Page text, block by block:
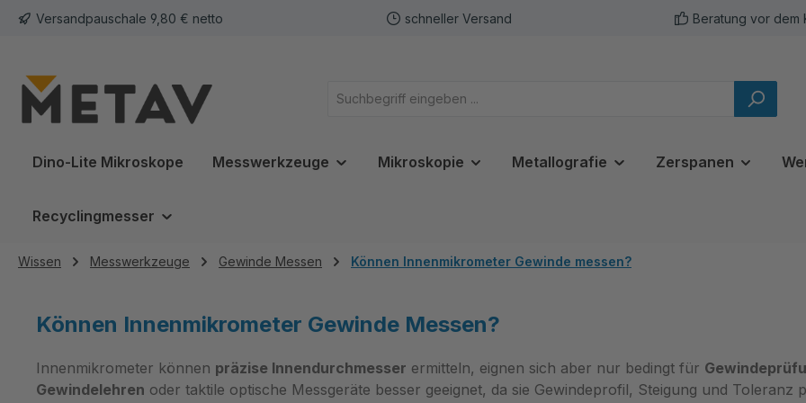
Zur Hauptnavigation springen
Versandpauschale 9,80 € netto schneller Versand Beratung vor dem
Dino-Lite Mikroskope Messwerkzeuge Mikroskopie Metallografie Zerspanen
Recyclingmesser
Wissen Messwerkzeuge Gewinde Messen Können Innenmikrometer Gewinde messen?
Können Innenmikrometer Gewinde Messen?
Innenmikrometer können präzise Innendurchmesser ermitteln, eignen sich aber nur bedingt für
Gewindelehren oder taktile optische Messgeräte besser geeignet, da sie Gewindeprofil, Steigung und